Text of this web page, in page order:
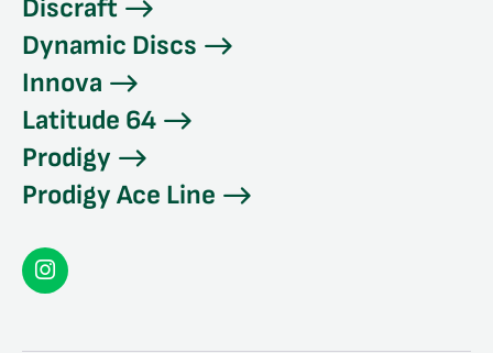
Discraft
Dynamic Discs
Innova
Latitude 64
Prodigy
Prodigy Ace Line
Seconddisc